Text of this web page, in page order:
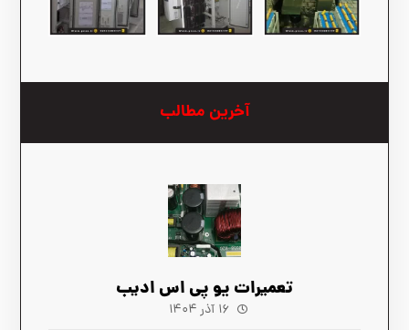
آخرین مطالب
تعمیرات یو پی اس ادیب
۱۶ آذر ۱۴۰۴